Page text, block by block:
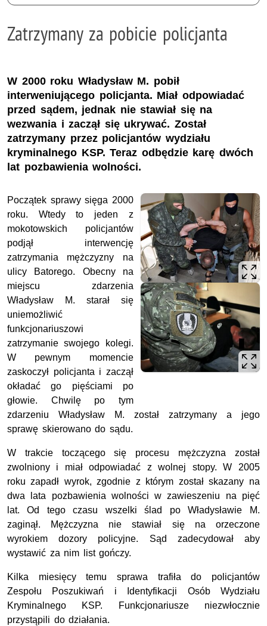
Zatrzymany za pobicie policjanta
W 2000 roku Władysław M. pobił
interweniującego policjanta. Miał odpowiadać
przed sądem, jednak nie stawiał się na
wezwania i zaczął się ukrywać. Został
zatrzymany przez policjantów wydziału
kryminalnego KSP. Teraz odbędzie karę dwóch
lat pozbawienia wolności.
Początek sprawy sięga 2000
roku. Wtedy to jeden z
mokotowskich policjantów
podjął interwencję
zatrzymania mężczyzny na
ulicy Batorego. Obecny na
miejscu zdarzenia
Władysław M. starał się
uniemożliwić
funkcjonariuszowi
zatrzymanie swojego kolegi.
W pewnym momencie
zaskoczył policjanta i zaczął
okładać go pięściami po
głowie. Chwilę po tym
zdarzeniu Władysław M. został zatrzymany a jego
sprawę skierowano do sądu.
W trakcie toczącego się procesu mężczyzna został
zwolniony i miał odpowiadać z wolnej stopy. W 2005
roku zapadł wyrok, zgodnie z którym został skazany na
dwa lata pozbawienia wolności w zawieszeniu na pięć
lat. Od tego czasu wszelki ślad po Władysławie M.
zaginął. Mężczyzna nie stawiał się na orzeczone
wyrokiem dozory policyjne. Sąd zadecydował aby
wystawić za nim list gończy.
Kilka miesięcy temu sprawa trafiła do policjantów
Zespołu Poszukiwań i Identyfikacji Osób Wydziału
Kryminalnego KSP. Funkcjonariusze niezwłocznie
przystąpili do działania.